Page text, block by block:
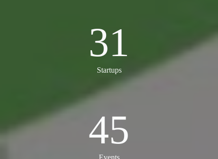
31
Startups
45
Events